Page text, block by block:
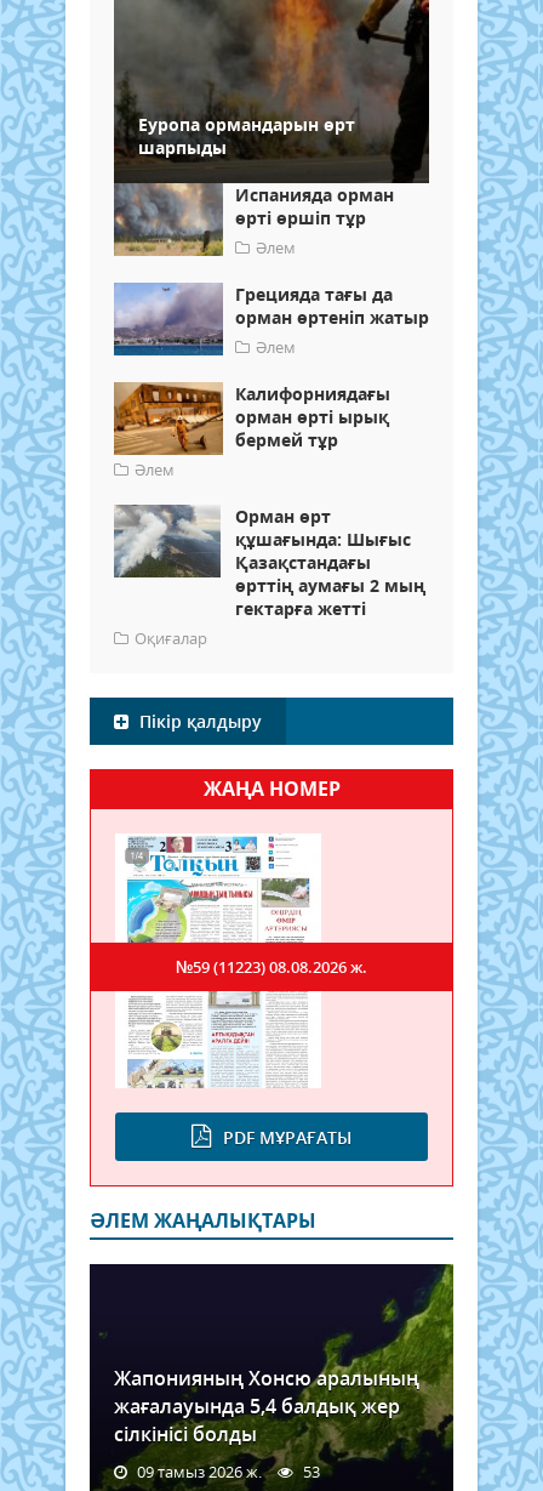
Еуропа ормандарын өрт
шарпыды
Испанияда орман
өрті өршіп тұр
Әлем
Грецияда тағы да
орман өртеніп жатыр
Әлем
Калифорниядағы
орман өрті ырық
бермей тұр
Әлем
Орман өрт
құшағында: Шығыс
Қазақстандағы
өрттің аумағы 2 мың
гектарға жетті
Оқиғалар
Пікір қалдыру
ЖАҢА НОМЕР
PDF МҰРАҒАТЫ
№59 (11223)08.08.2026 ж.
ӘЛЕМ ЖАҢАЛЫҚТАРЫ
Жапонияның Хонсю аралының
жағалауында 5,4 балдық жер
сілкінісі болды
09 тамыз 2026 ж. 53